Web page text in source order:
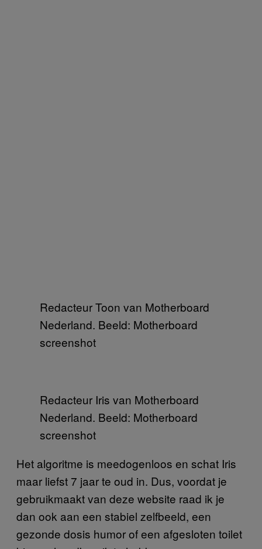
Redacteur Toon van Motherboard
Nederland. Beeld: Motherboard
screenshot
Redacteur Iris van Motherboard
Nederland. Beeld: Motherboard
screenshot
Het algoritme is meedogenloos en schat Iris
maar liefst 7 jaar te oud in. Dus, voordat je
gebruikmaakt van deze website raad ik je
dan ook aan een stabiel zelfbeeld, een
gezonde dosis humor of een afgesloten toilet